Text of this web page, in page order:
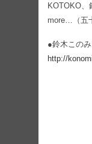
KOTOKO
more…（五
●鈴木この
http://